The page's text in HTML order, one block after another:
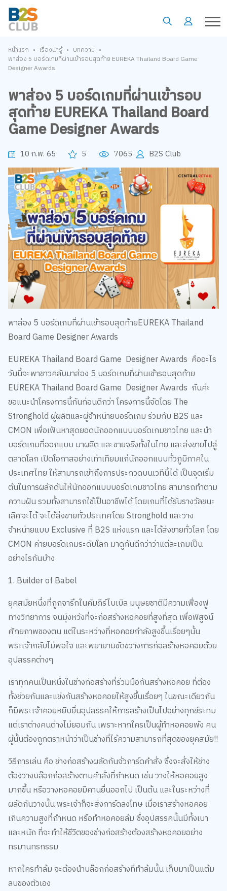
หน้าแรก • เรื่องน่ารู้ • บทความ •
พาส่อง 5 บอร์ดเกมที่ผ่านเข้ารอบสุดท้าย EUREKA Thailand Board Game
Designer Awards
พาส่อง 5 บอร์ดเกมที่ผ่านเข้ารอบ
สุดท้าย EUREKA Thailand Board
Game Designer Awards
10 ก.พ. 65 5 7065 B2S Club
พาส่อง 5 บอร์ดเกมที่ผ่านเข้ารอบสุดท้ายEUREKA Thailand
Board Game Designer Awards
EUREKA Thailand Board Game Designer Awards คืออะไร
วันนี้จะพาชาวคลับมาส่อง 5 บอร์ดเกมที่ผ่านเข้ารอบสุดท้าย
EUREKA Thailand Board Game Designer Awards กันค่ะ
ขอแนะนำโครงการนี้กันก่อนดีกว่า โครงการนี้จัดโดย The
Stronghold ผู้ผลิตและผู้จำหน่ายบอร์ดเกม ร่วมกับ B2S และ
CMON เพื่อเฟ้นหาสุดยอดนักออกแบบบอร์ดเกมชาวไทย และนำ
บอร์ดเกมที่ออกแบบ มาผลิต และขายจริงทั้งในไทย และส่งขายไปสู่
ตลาดโลก เปิดโอกาสอย่างเท่าเทียมแก่นักออกแบบทั่วภูมิภาคใน
ประเทศไทย ให้สามารถเข้าถึงการประกวดบนเวทีนี้ได้ เป็นจุดเริ่ม
ต้นในการผลักดันให้นักออกแบบบอร์ดเกมชาวไทย สามารถทำตาม
ความฝัน รวมทั้งสามารถใช้เป็นอาชีพได้ โดยเกมที่ได้รับรางวัลชนะ
เลิศจะได้ จะได้ส่งขายทั่วประเทศโดย Stronghold และวาง
จำหน่ายแบบ Exclusive ที่ B2S แห่งแรก และได้ส่งขายทั่วโลก โดย
CMON ค่ายบอร์ดเกมระดับโลก มาดูกันดีกว่าว่าแต่ละเกมเป็น
อย่างไรกันบ้าง
1. Builder of Babel
ยุคสมัยหนึ่งที่ถูกจารึกในคัมภีร์ไบเบิล มนุษยชาติมีความเฟื่องฟู
ทางวิทยาการ จนมุ่งหวังที่จะก่อสร้างหอคอยที่สูงที่สุด เพื่อพิสูจน์
ศักยภาพของตน แต่ในระหว่างที่หอคอยกำลังสูงขึ้นเรื่อยๆนั้น
พระเจ้ากลับไม่พอใจ และพยายามขัดขวางการก่อสร้างหอคอยด้วย
อุปสรรคต่างๆ
เราทุกคนเป็นหนึ่งในช่างก่อสร้างที่ร่วมมือกันสร้างหอคอย ที่ต้อง
ทั้งช่วยกันและแข่งกันสร้างหอคอยให้สูงขึ้นเรื่อยๆ ในขณะเดียวกัน
ก็มีพระเจ้าคอยหยิบยื่นอุปสรรคให้การสร้างเป็นไปอย่างทุกข์ระทม
แต่เราต่างคนต่างไม่ยอมกัน เพราะหากใครเป็นผู้ทำหอคอยพัง คน
ผู้นั้นต้องถูกตราหน้าว่าเป็นช่างที่ไร้ความสามารถที่สุดของยุคสมัย!!
วิธีการเล่น คือ ช่างก่อสร้างผลัดกันจั่วการ์ดคำสั่ง ซึ่งจะสั่งให้ช่าง
ต้องวางบล๊อกก่อสร้างตามคำสั่งที่กำหนด เช่น วางให้หอคอยสูง
มากขึ้น หรือวางหอคอยมีคานยื่นออกไป เป็นต้น และในระหว่างที่
ผลัดกันวางนั้น พระเจ้าก็จะส่งการ์ดลงโทษ เมื่อเราสร้างหอคอย
เกินความสูงที่กำหนด หรือทำหอคอยล้ม ซึ่งอุปสรรคนั้นมีทั้งเบา
และหนัก ที่จะทำให้ชีวิตของช่างก่อสร้างต้องสร้างหอคอยอย่าง
ทรมานทรกรรม
หากใครทำล้ม จะต้องนำบล๊อกก่อสร้างที่ทำล้มนั้น เก็บมาเป็นแต้ม
ลบของตัวเอง